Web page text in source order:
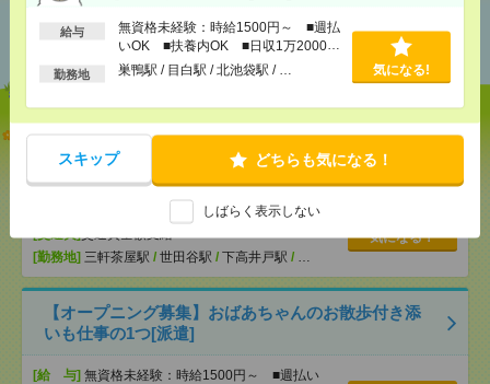
給与
無資格未経験：時給1500円～ ■週払
いOK ■扶養内OK ■日収1万2000円
以上
勤務地 巣鴨駅 / 目白駅 / 北池袋駅 / … 気になる!
スキップ どちらも気になる！
しばらく表示しない
おすすめ
説明会参加で全員に【現金2千円相当プレゼント】生
活のお手伝い[派遣]
OK ■扶養内OK ■日収1万2000円以上
[交通費]交通費全額支給
[勤務地] 三軒茶屋駅 / 世田谷駅 / 下高井戸駅 / …
気になる！
【オープニング募集】おばあちゃんのお散歩付き添
いも仕事の1つ[派遣]
[給 与] 無資格未経験：時給1500円～ ■週払い